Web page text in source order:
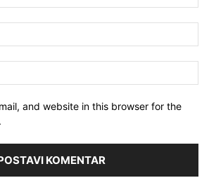
and website in this browser for the